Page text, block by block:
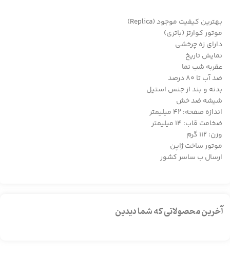
بهترین کیفیت موجود (Replica)
موتور کوارتز (باتری)
دارای زه چرخشی
نمایش تاریخ
عقربه شب‌ نما
ضد آب تا ۸۰ درصد
بدنه و بند از جنس استیل
شیشه ضد خش
اندازه صفحه: ۴۲ میلیمتر
ضخامت قاب: ۱۴ میلیمتر
وزن: ۱۱۲ گرم
موتور ساخت ژاپن
ارسال ب ساسر کشور
آخرین محصولاتی که شما دیدین